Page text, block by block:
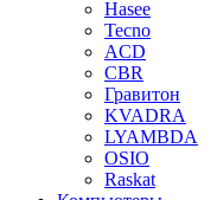
Hasee
Tecno
ACD
CBR
Гравитон
KVADRA
LYAMBDA
OSIO
Raskat